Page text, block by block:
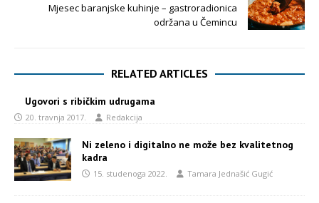
Mjesec baranjske kuhinje – gastroradionica
održana u Čemincu
RELATED ARTICLES
Ugovori s ribičkim udrugama
20. travnja 2017. Redakcija
Ni zeleno i digitalno ne može bez kvalitetnog
kadra
15. studenoga 2022. Tamara Jednašić Gugić